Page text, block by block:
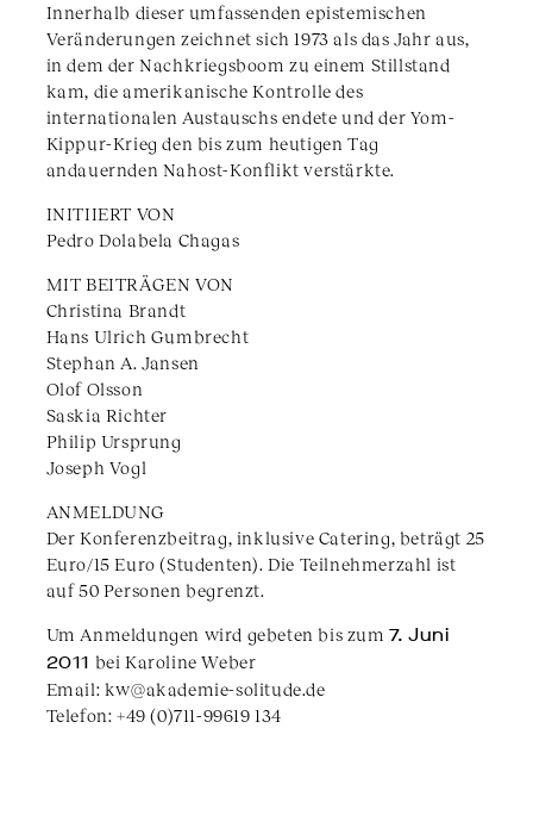
Innerhalb dieser umfassenden epistemischen
Veränderungen zeichnet sich 1973 als das Jahr aus,
in dem der Nachkriegsboom zu einem Stillstand
kam, die amerikanische Kontrolle des
internationalen Austauschs endete und der Yom-
Kippur-Krieg den bis zum heutigen Tag
andauernden Nahost-Konflikt verstärkte.
INITIIERT VON
Pedro Dolabela Chagas
MIT BEITRÄGEN VON
Christina Brandt
Hans Ulrich Gumbrecht
Stephan A. Jansen
Olof Olsson
Saskia Richter
Philip Ursprung
Joseph Vogl
ANMELDUNG
Der Konferenzbeitrag, inklusive Catering, beträgt 25
Euro/15 Euro (Studenten). Die Teilnehmerzahl ist
auf 50 Personen begrenzt.
Um Anmeldungen wird gebeten bis zum7. Juni
2011 bei Karoline Weber
Email: kw@akademie-solitude.de
Telefon: +49 (0)711-99619 134